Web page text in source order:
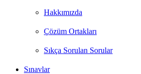
Hakkımızda
Çözüm Ortakları
Sıkça Sorulan Sorular
Sınavlar